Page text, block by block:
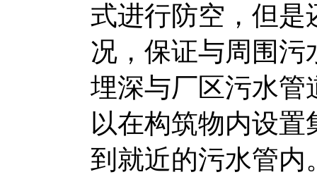
式进行防空，但是
况，保证与周围污
埋深与厂区污水管
以在构筑物内设
到就近的污水管内